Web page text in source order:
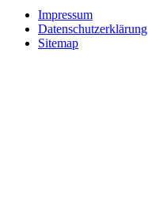
Impressum
Datenschutzerklärung
Sitemap